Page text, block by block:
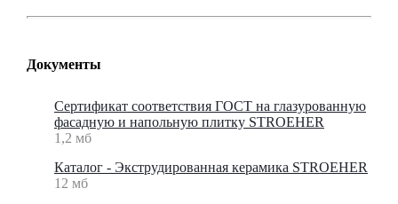
Документы
Сертификат соответствия ГОСТ на глазурованную
фасадную и напольную плитку STROEHER
1,2 мб
Каталог - Экструдированная керамика STROEHER
12 мб